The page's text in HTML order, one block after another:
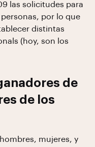
las solicitudes para
por lo que
distintas
(hoy, son los
de
de los
mujeres, y